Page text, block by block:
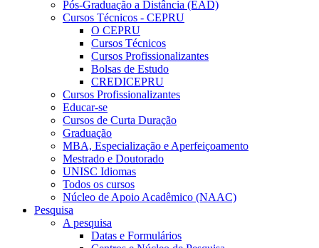
Pós-Graduação a Distância (EAD)
Cursos Técnicos - CEPRU
O CEPRU
Cursos Técnicos
Cursos Profissionalizantes
Bolsas de Estudo
CREDICEPRU
Cursos Profissionalizantes
Educar-se
Cursos de Curta Duração
Graduação
MBA, Especialização e Aperfeiçoamento
Mestrado e Doutorado
UNISC Idiomas
Todos os cursos
Núcleo de Apoio Acadêmico (NAAC)
Pesquisa
A pesquisa
Datas e Formulários